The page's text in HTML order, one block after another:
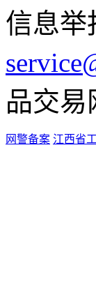
信息举
品交易
网警备案 江西省